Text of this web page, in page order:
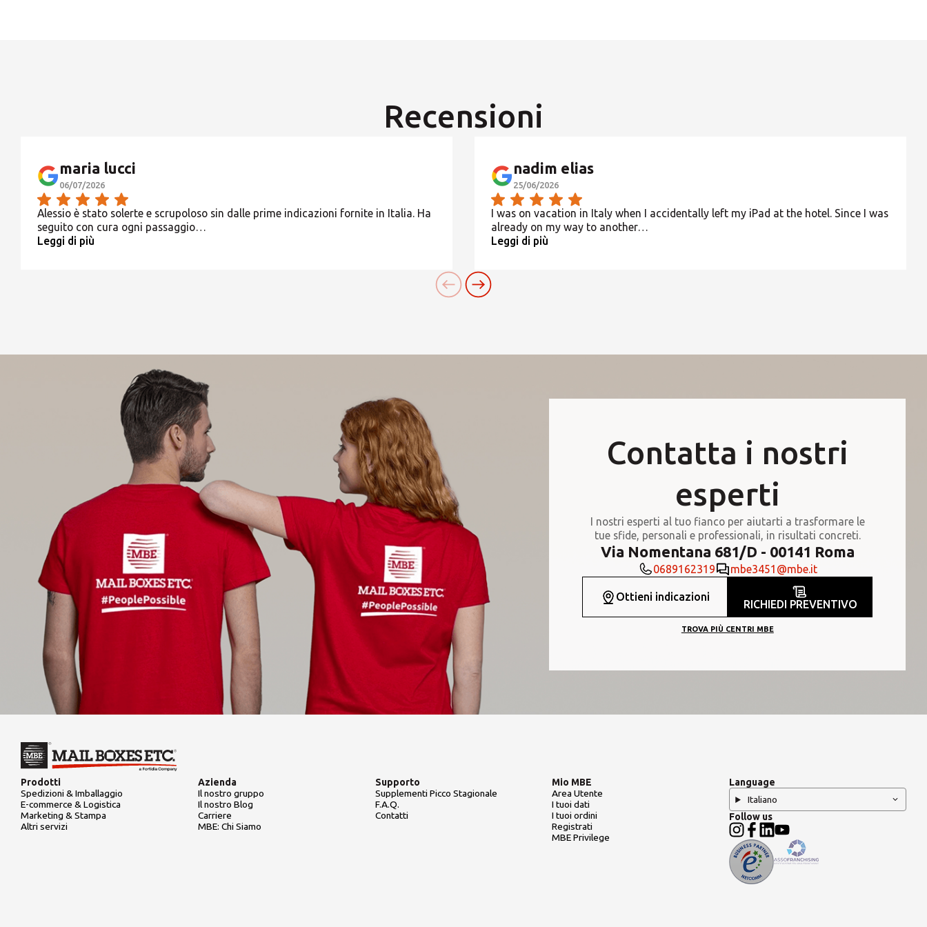
Recensioni
maria lucci
06/07/2026
Alessio è stato solerte e scrupoloso sin dalle prime indicazioni fornite in Italia. Ha
seguito con cura ogni passaggio…
Leggi di più
nadim elias
25/06/2026
I was on vacation in Italy when I accidentally left my iPad at the hotel. Since I was
already on my way to another…
Leggi di più
Contatta i nostri
esperti
I nostri esperti al tuo fianco per aiutarti a trasformare le
tue sfide, personali e professionali, in risultati concreti.
Via Nomentana 681/D - 00141 Roma
0689162319 mbe3451@mbe.it
Ottieni indicazioni
RICHIEDI PREVENTIVO
TROVA PIÙ CENTRI MBE
Prodotti
Spedizioni & Imballaggio
E-commerce & Logistica
Marketing & Stampa
Altri servizi
Azienda
Il nostro gruppo
Il nostro Blog
Carriere
MBE: Chi Siamo
Supporto
Supplementi Picco Stagionale
F.A.Q.
Contatti
Mio MBE
Area Utente
I tuoi dati
I tuoi ordini
Registrati
MBE Privilege
Language
Italiano
Follow us
Cerchi un'alternativa?
aprire un Centro MBEnella Tua città